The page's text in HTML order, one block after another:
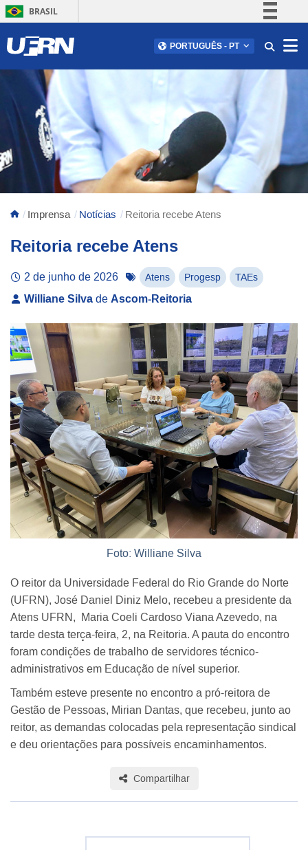
BRASIL
Comunica BR
Acesso à informação
Legislação
Canais
PORTUGUÊS - PT
Imprensa Notícias Reitoria recebe Atens
Reitoria recebe Atens
2 de junho de 2026 Atens Progesp TAEs
Williane Silva de Ascom-Reitoria
Foto: Williane Silva
O reitor da Universidade Federal do Rio Grande do Norte
(UFRN), José Daniel Diniz Melo, recebeu a presidente da
Atens UFRN, Maria Coeli Cardoso Viana Azevedo, na
tarde desta terça-feira, 2, na Reitoria. A pauta do encontro
foram condições de trabalho de servidores técnico-
administrativos em Educação de nível superior.
Também esteve presente no encontro a pró-reitora de
Gestão de Pessoas, Mirian Dantas, que recebeu, junto ao
reitor, as demandas colocadas pela representação sindical
e deu orientações para possíveis encaminhamentos.
Compartilhar